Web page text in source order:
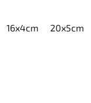
16x4cm 20x5cm